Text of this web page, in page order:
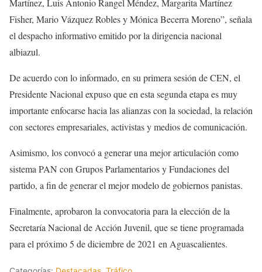
Martínez, Luis Antonio Rangel Méndez, Margarita Martínez
Fisher, Mario Vázquez Robles y Mónica Becerra Moreno”, señala
el despacho informativo emitido por la dirigencia nacional
albiazul.
De acuerdo con lo informado, en su primera sesión de CEN, el
Presidente Nacional expuso que en esta segunda etapa es muy
importante enfocarse hacia las alianzas con la sociedad, la relación
con sectores empresariales, activistas y medios de comunicación.
Asimismo, los convocó a generar una mejor articulación como
sistema PAN con Grupos Parlamentarios y Fundaciones del
partido, a fin de generar el mejor modelo de gobiernos panistas.
Finalmente, aprobaron la convocatoria para la elección de la
Secretaría Nacional de Acción Juvenil, que se tiene programada
para el próximo 5 de diciembre de 2021 en Aguascalientes.